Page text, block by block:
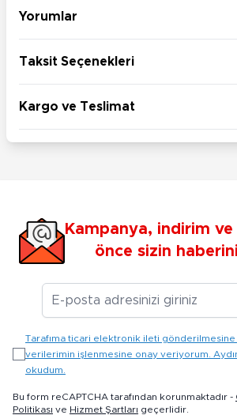
Yorumlar
Taksit Seçenekleri
Kargo ve Teslimat
Kampanya, indirim ve
önce sizin
E-posta
Tarafıma ticari elektronik ileti
verilerimin işlenmesine onay veriyorum.
okudum.
Bu form reCAPTCHA tarafından korunmaktadır -
Politikası ve Hizmet Şartları geçerlidir.